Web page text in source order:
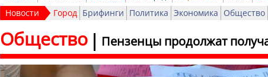
Новости Город Брифинги Политика Экономика Общество
Пензенцы продолжат
Общество